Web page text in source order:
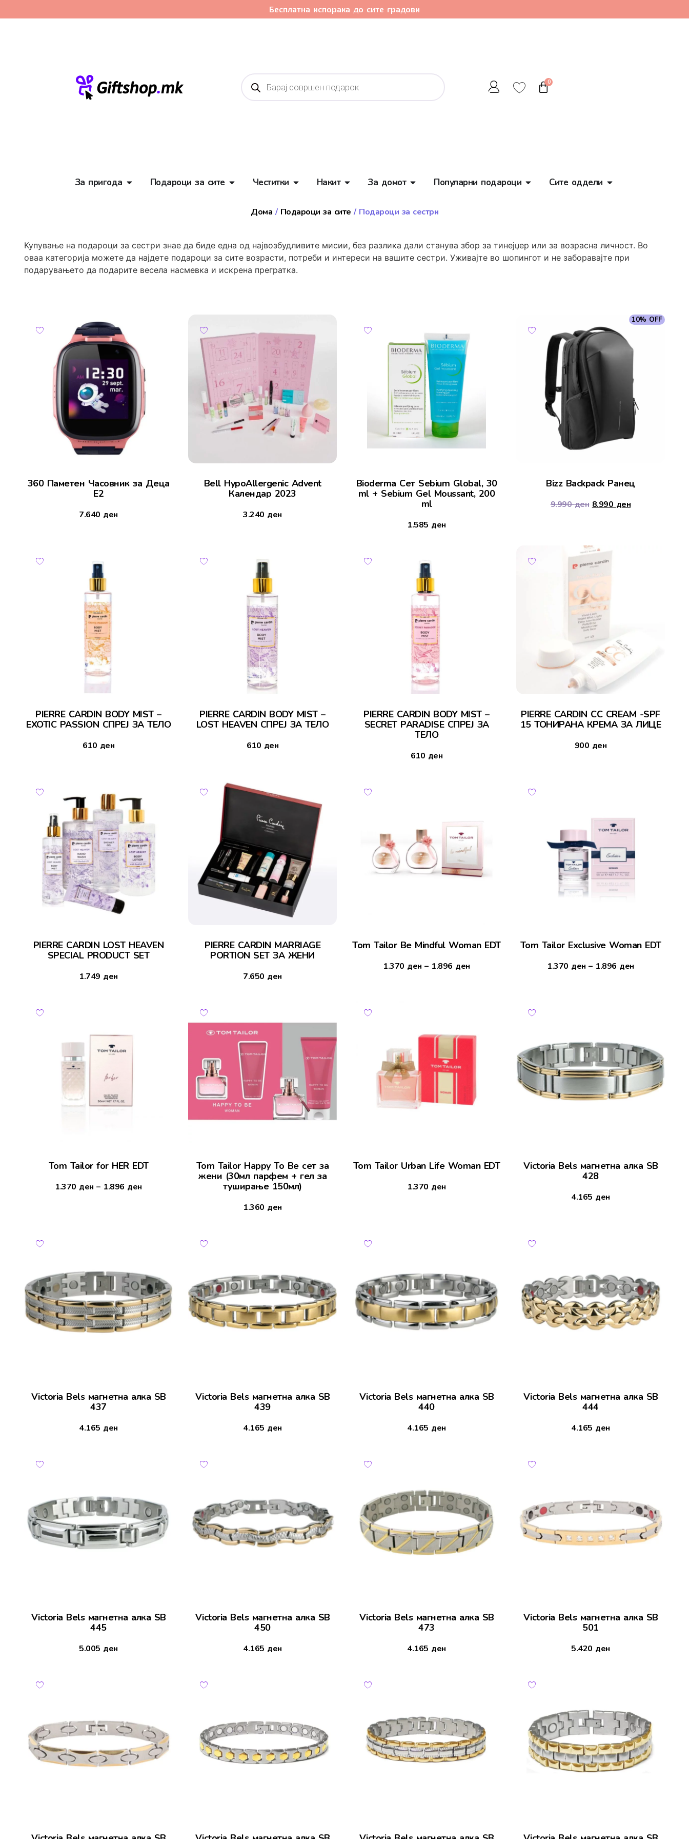
Бесплатна испорака до сите градови
0
За пригода Подароци за сите Честитки Накит За домот Популарни подароци Сите оддели
Дома / Подароци за сите / Подароци за сестри
Купување на подароци за сестри знае да биде една од највозбудливите мисии, без разлика дали станува збор за тинејџер или за возрасна личност. Во
оваа категорија можете да најдете подароци за сите возрасти, потреби и интереси на вашите сестри. Уживајте во шопингот и не заборавајте при
подарувањето да подарите весела насмевка и искрена прегратка.
360 Паметен Часовник за Деца
Е2
7.640 ден
Bell HypoAllergenic Advent
Календар 2023
3.240 ден
Bioderma Сет Sebium Global, 30
ml + Sebium Gel Moussant, 200
ml
1.585 ден
10% OFF
Bizz Backpack Ранец
9.990ден 8.990 ден
PIERRE CARDIN BODY MIST –
EXOTIC PASSION СПРЕЈ ЗА ТЕЛО
610 ден
PIERRE CARDIN BODY MIST –
LOST HEAVEN СПРЕЈ ЗА ТЕЛО
610 ден
PIERRE CARDIN BODY MIST –
SECRET PARADISE СПРЕЈ ЗА
ТЕЛО
610 ден
PIERRE CARDIN CC CREAM -SPF
15 ТОНИРАНА КРЕМА ЗА ЛИЦЕ
900 ден
PIERRE CARDIN LOST HEAVEN
SPECIAL PRODUCT SET
1.749 ден
PIERRE CARDIN MARRIAGE
PORTION SET ЗА ЖЕНИ
7.650 ден
Tom Tailor Be Mindful Woman EDT
1.370 ден – 1.896 ден
Tom Tailor Exclusive Woman EDT
1.370 ден – 1.896 ден
Tom Tailor for HER EDT
1.370 ден – 1.896 ден
Tom Tailor Happy To Be сет за
жени (30мл парфем + гел за
туширање 150мл)
1.360 ден
Tom Tailor Urban Life Woman EDT
1.370 ден
Victoria Bels магнетна алка SB
428
4.165 ден
Victoria Bels магнетна алка SB
437
4.165 ден
Victoria Bels магнетна алка SB
439
4.165 ден
Victoria Bels магнетна алка SB
440
4.165 ден
Victoria Bels магнетна алка SB
444
4.165 ден
Victoria Bels магнетна алка SB
445
5.005 ден
Victoria Bels магнетна алка SB
450
4.165 ден
Victoria Bels магнетна алка SB
473
4.165 ден
Victoria Bels магнетна алка SB
501
5.420 ден